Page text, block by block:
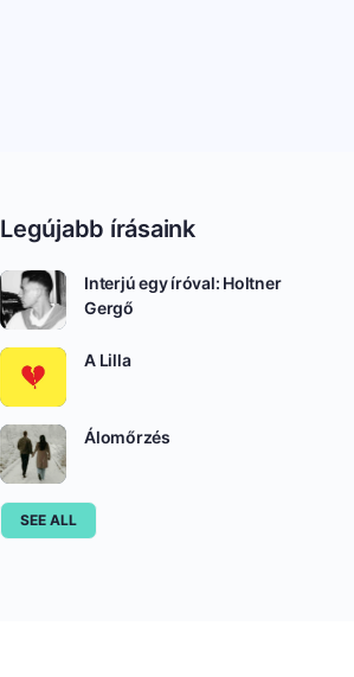
Legújabb írásaink
Interjú egy íróval: Holtner
Gergő
A Lilla
Álomőrzés
SEE ALL